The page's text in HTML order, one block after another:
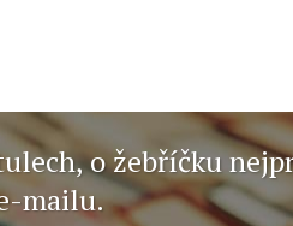
o žebříčku
mailu.